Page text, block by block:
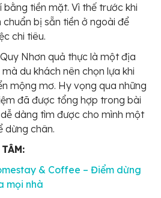
bằng tiền mặt. Vì thế trước khi
bị sẵn tiền ở ngoài để
chi tiêu.
Nhơn quả thực là một địa
du khách nên chọn lựa khi
mộng mơ. Hy vọng qua những
đã được tổng hợp trong bài
dàng tìm được cho mình một
dừng chân.
& Coffee – Điểm dừng
mọi nhà